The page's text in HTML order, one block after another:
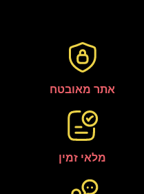
אתר מאובטח
מלאי זמין